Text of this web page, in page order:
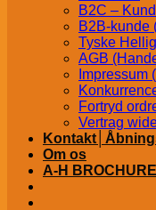
B2C –
B2B-kunde
Tyske
AGB
Impressum
Fortryd
Vertrag
Om os
A-H BROCHURE